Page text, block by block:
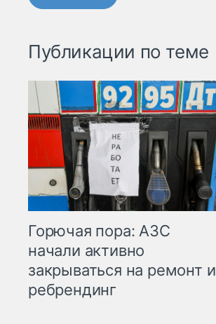
Публикации по теме
Горючая пора: АЗС
начали активно
закрываться на ремонт и
ребрендинг